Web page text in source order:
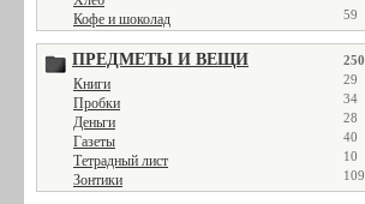
Кофе и шоколад 59
ПРЕДМЕТЫ И ВЕЩИ 250
Книги 29
Пробки 34
Деньги 28
Газеты 40
Тетрадный лист 10
Зонтики 109